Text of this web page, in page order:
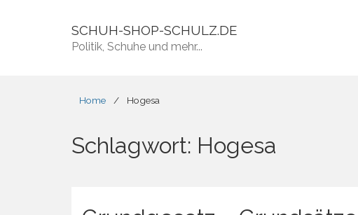
SCHUH-SHOP-SCHULZ.DE
Politik, Schuhe und mehr...
Home / Hogesa
Schlagwort: Hogesa